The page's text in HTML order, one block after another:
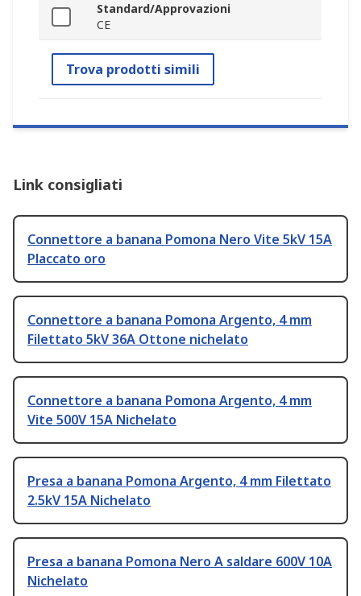
Standard/Approvazioni
CE
Trova prodotti simili
Link consigliati
Connettore a banana Pomona Nero Vite 5kV 15A
Placcato oro
Connettore a banana Pomona Argento, 4 mm
Filettato 5kV 36A Ottone nichelato
Connettore a banana Pomona Argento, 4 mm
Vite 500V 15A Nichelato
Presa a banana Pomona Argento, 4 mm Filettato
2.5kV 15A Nichelato
Presa a banana Pomona Nero A saldare 600V 10A
Nichelato